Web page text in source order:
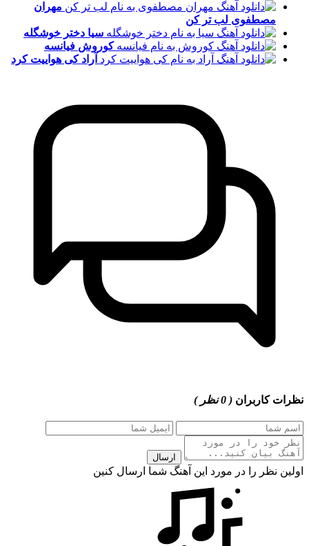
مهران
مصطفوی لب تر کن
سیا دختر خوشگله
کوروش فیانسه
آراد کی هواییت کرد
نظرات کاربران ( 0 نظر )
ارسال
اولین نظر را در مورد این آهنگ شما ارسال کنین